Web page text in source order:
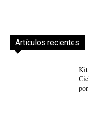
Artículos recientes
Kit